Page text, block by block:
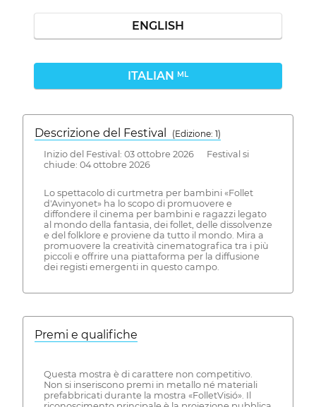
ENGLISH
ITALIAN ML
Descrizione del Festival
( Edizione: 1)
Inizio del Festival: 03 ottobre 2026 Festival si
chiude: 04 ottobre 2026
Lo spettacolo di curtmetra per bambini «Follet
d'Avinyonet» ha lo scopo di promuovere e
diffondere il cinema per bambini e ragazzi legato
al mondo della fantasia, dei follet, delle dissolvenze
e del folklore e proviene da tutto il mondo. Mira a
promuovere la creatività cinematografica tra i più
piccoli e offrire una piattaforma per la diffusione
dei registi emergenti in questo campo.
Premi e qualifiche
Questa mostra è di carattere non competitivo.
Non si inseriscono premi in metallo né materiali
prefabbricati durante la mostra «FolletVisió». Il